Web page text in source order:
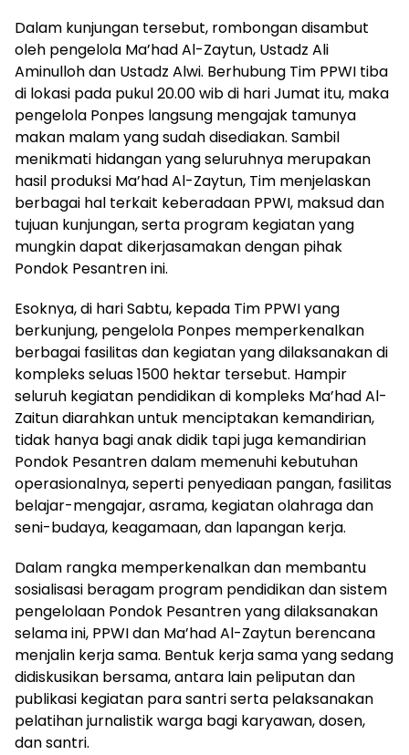
Dalam kunjungan tersebut, rombongan disambut
oleh pengelola Ma’had Al-Zaytun, Ustadz Ali
Aminulloh dan Ustadz Alwi. Berhubung Tim PPWI tiba
di lokasi pada pukul 20.00 wib di hari Jumat itu, maka
pengelola Ponpes langsung mengajak tamunya
makan malam yang sudah disediakan. Sambil
menikmati hidangan yang seluruhnya merupakan
hasil produksi Ma’had Al-Zaytun, Tim menjelaskan
berbagai hal terkait keberadaan PPWI, maksud dan
tujuan kunjungan, serta program kegiatan yang
mungkin dapat dikerjasamakan dengan pihak
Pondok Pesantren ini.
Esoknya, di hari Sabtu, kepada Tim PPWI yang
berkunjung, pengelola Ponpes memperkenalkan
berbagai fasilitas dan kegiatan yang dilaksanakan di
kompleks seluas 1500 hektar tersebut. Hampir
seluruh kegiatan pendidikan di kompleks Ma’had Al-
Zaitun diarahkan untuk menciptakan kemandirian,
tidak hanya bagi anak didik tapi juga kemandirian
Pondok Pesantren dalam memenuhi kebutuhan
operasionalnya, seperti penyediaan pangan, fasilitas
belajar-mengajar, asrama, kegiatan olahraga dan
seni-budaya, keagamaan, dan lapangan kerja.
Dalam rangka memperkenalkan dan membantu
sosialisasi beragam program pendidikan dan sistem
pengelolaan Pondok Pesantren yang dilaksanakan
selama ini, PPWI dan Ma’had Al-Zaytun berencana
menjalin kerja sama. Bentuk kerja sama yang sedang
didiskusikan bersama, antara lain peliputan dan
publikasi kegiatan para santri serta pelaksanakan
pelatihan jurnalistik warga bagi karyawan, dosen,
dan santri.